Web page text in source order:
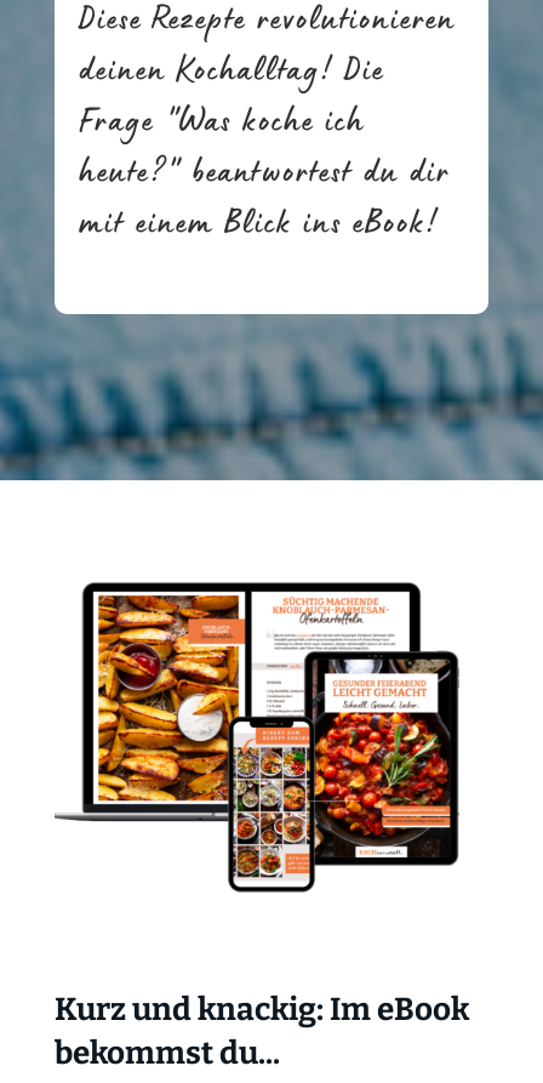
Diese Rezepte revolutionieren
deinen Kochalltag! Die
Frage "Was koche ich
heute?" beantwortest du dir
mit einem Blick ins eBook!
Kurz und knackig: Im eBook
bekommst du...